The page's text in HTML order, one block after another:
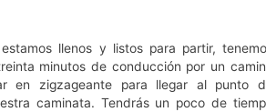
llenos y listos para partir,
minutos de conducción por un
en zigzageante para llegar al punto
caminata. Tendrás un poco de